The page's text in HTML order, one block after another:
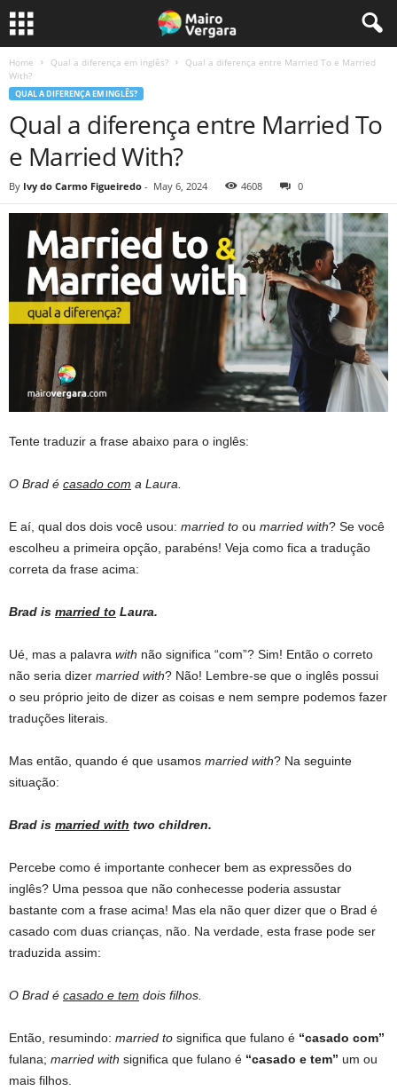
Home Qual a diferença em inglês?
Qual a diferença entre Married To e Married
With?
QUAL A DIFERENÇA EM INGLÊS?
Qual a diferença entre Married To
e Married With?
By Ivy do Carmo Figueiredo - May 6, 2024 4608 0
Tente traduzir a frase abaixo para o inglês:
O Brad é casado com a Laura.
E aí, qual dos dois você usou: married to ou married with? Se você
escolheu a primeira opção, parabéns! Veja como fica a tradução
correta da frase acima:
Brad is married to Laura.
Ué, mas a palavra with não significa “com”? Sim! Então o correto
não seria dizer married with? Não! Lembre-se que o inglês possui
o seu próprio jeito de dizer as coisas e nem sempre podemos fazer
traduções literais.
Mas então, quando é que usamos married with? Na seguinte
situação:
Brad is married with two children.
Percebe como é importante conhecer bem as expressões do
inglês? Uma pessoa que não conhecesse poderia assustar
bastante com a frase acima! Mas ela não quer dizer que o Brad é
casado com duas crianças, não. Na verdade, esta frase pode ser
traduzida assim:
O Brad é casado e tem dois filhos.
Então, resumindo: married to significa que fulano é “casado com”
fulana; married with significa que fulano é “casado e tem” um ou
mais filhos.